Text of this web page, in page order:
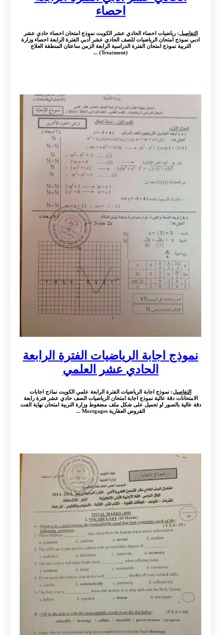
احصاء
التفاصيل: رياضيات احصاء الحادي عشر الكويت نموذج امتحان احصاء حادي عشر
ادبي نموذج امتحان الرياضيات للصف الحادي عشر أدبي الفترة الرابعة احصاء وزارة
التربية نموذج امتحان الفترة الدراسية الرابعة الزمن ساعتان المنطقة العلاج
(Treatment) ...
نموذج اجابة الرياضيات الفترة الرابعة
الحادي عشر العلمي
التفاصيل: نموذج اجابة الرياضيات الفترة الرابعة علمي الكويت نماذج اجابات
الامتحانات دقة عالية نموذج اجابة امتحان الرياضيات الصف حادي عشر فترة رابعة
دقة عالية بالصور او تحميل على شكل ملف مضغوط وزارة التربية امتحان نهاية الفت
القروض العقارية Mortgages ...